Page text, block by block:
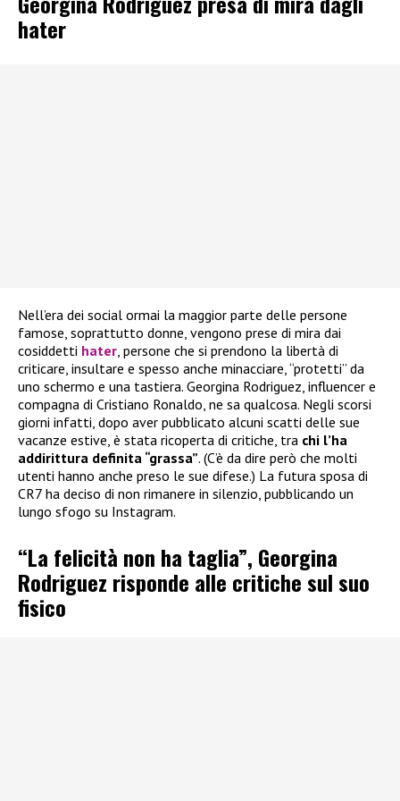
hater
Nell’era dei social ormai la maggior parte delle persone
famose, soprattutto donne, vengono prese di mira dai
cosiddetti hater, persone che si prendono la libertà di
criticare, insultare e spesso anche minacciare, “protetti” da
uno schermo e una tastiera. Georgina Rodriguez, influencer e
compagna di Cristiano Ronaldo, ne sa qualcosa. Negli scorsi
giorni infatti, dopo aver pubblicato alcuni scatti delle sue
vacanze estive, è stata ricoperta di critiche, tra chi l’ha
addirittura definita “grassa”. (C’è da dire però che molti
utenti hanno anche preso le sue difese.) La futura sposa di
CR7 ha deciso di non rimanere in silenzio, pubblicando un
lungo sfogo su Instagram.
“La felicità non ha taglia”, Georgina
Rodriguez risponde alle critiche sul suo
fisico